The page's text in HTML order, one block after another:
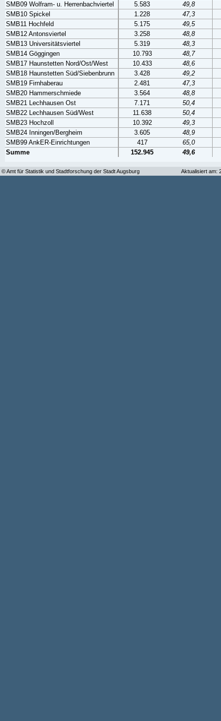
SMB09 Wolfram- u. Herrenbachviertel
5.583
49,8
SMB10 Spickel
1.228
47,3
SMB11 Hochfeld
5.175
49,5
SMB12 Antonsviertel
3.258
48,8
SMB13 Universitätsviertel
5.319
48,3
SMB14 Göggingen
10.793
48,7
SMB17 Haunstetten Nord/Ost/West
10.433
48,6
SMB18 Haunstetten Süd/Siebenbrunn
3.428
49,2
SMB19 Firnhaberau
2.481
47,3
SMB20 Hammerschmiede
3.564
48,8
SMB21 Lechhausen Ost
7.171
50,4
SMB22 Lechhausen Süd/West
11.638
50,4
SMB23 Hochzoll
10.392
49,3
SMB24 Inningen/Bergheim
3.605
48,9
SMB99 AnkER-Einrichtungen
417
65,0
Summe
152.945 49,6
© Amt für Statistik und Stadtforschung der Stadt Augsburg Aktualisiert am: